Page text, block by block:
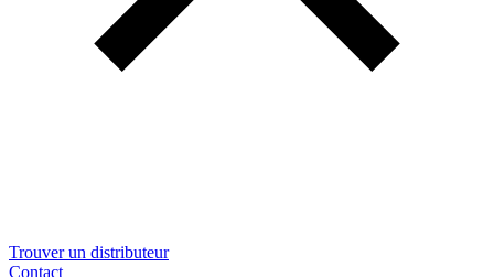
Trouver un distributeur
Contact